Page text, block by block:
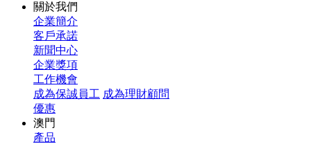
關於我們
企業簡介
客戶承諾
新聞中心
企業獎項
工作機會
成為保誠員工 成為理財顧問
優惠
澳門
產品